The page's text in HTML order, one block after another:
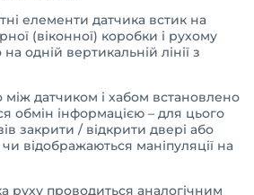
елементи датчика встик на
(віконної) коробки і рухому
одній вертикальній лінії з
датчиком і хабом встановлено
обмін інформацією – для цього
закрити / відкрити двері або
відображаються маніпуляції на
руху проводиться аналогічним